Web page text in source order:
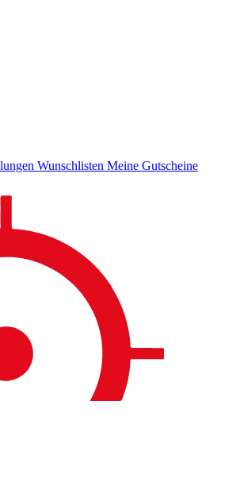
Wunschlisten Meine Gutscheine